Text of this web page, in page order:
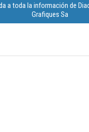
a toda la información de
Grafiques Sa